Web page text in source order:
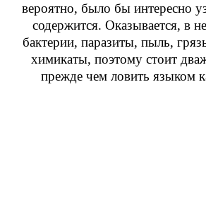
вероятно, было бы интересно
содержится. Оказывается, в
бактерии, паразиты, пыль,
химикаты, поэтому стоит
прежде чем ловить языком